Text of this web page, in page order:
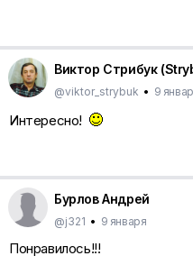
Виктор Стрибук
@viktor_strybuk • 9
Интересно!
Бурлов Андрей
@j321 • 9 января
Понравилось!!!